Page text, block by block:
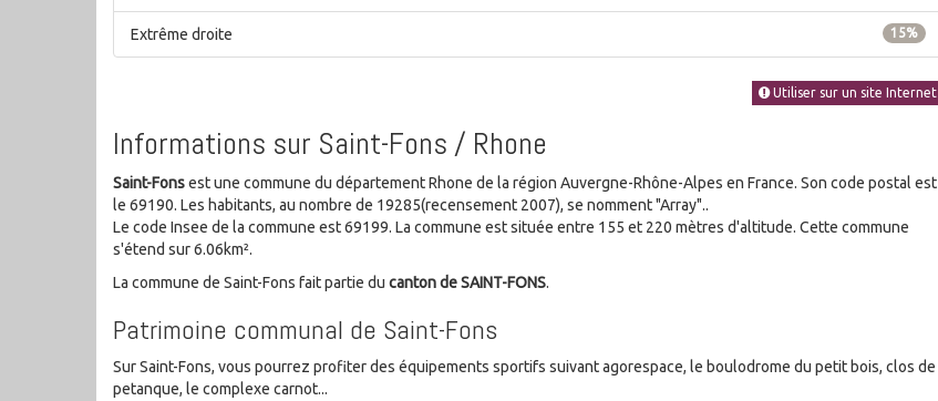
15%
Extrême droite
Utiliser sur un site Internet
Informations sur Saint-Fons / Rhone
Saint-Fonsest une commune du département Rhone de la région Auvergne-Rhône-Alpes en France. Son code postal est
le 69190. Les habitants, au nombre de 19285(recensement 2007), se nomment "Array"..
Le code Insee de la commune est 69199. La commune est située entre 155 et 220 mètres d'altitude. Cette commune
s'étend sur 6.06km².
La commune de Saint-Fons fait partie du canton de SAINT-FONS.
Patrimoine communal de Saint-Fons
Sur Saint-Fons, vous pourrez profiter des équipements sportifs suivant agorespace, le boulodrome du petit bois, clos de
petanque, le complexe carnot...